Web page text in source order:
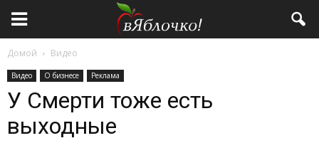
Домой Видео
Видео О бизнесе Реклама
У Смерти тоже есть
выходные